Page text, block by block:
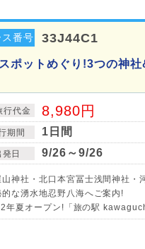
ス番号 33J44C1
ポットめぐり!3つの神
行代金 8,980円
期間 1日間
発日 9/26～9/26
山神社・北口本宮冨士浅間神社・
的な湧水地忍野八海へご案内!
年夏オープン!「旅の駅